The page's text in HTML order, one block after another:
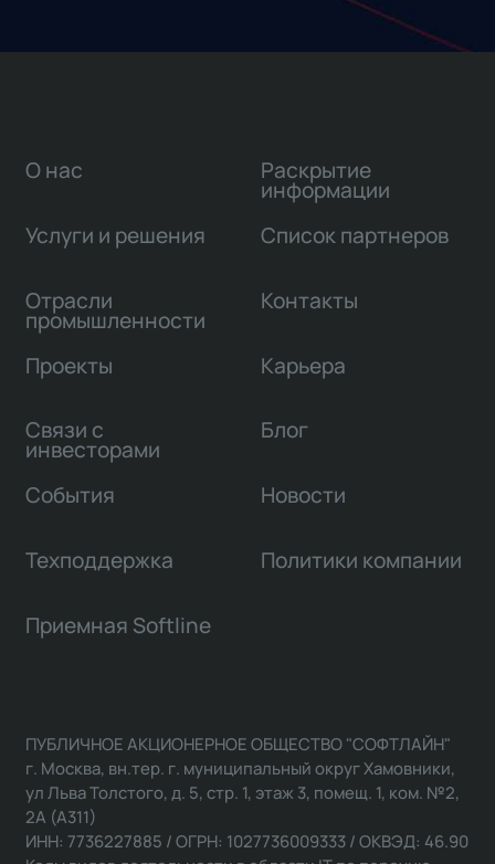
О нас
Услуги и решения
Отрасли
промышленности
Проекты
Связи с
инвесторами
Раскрытие
информации
Список партнеров
Контакты
Карьера
Блог
События Новости
Техподдержка Политики компании
Приемная Softline
ПУБЛИЧНОЕ АКЦИОНЕРНОЕ ОБЩЕСТВО "СОФТЛАЙН"
г. Москва, вн.тер. г. муниципальный округ Хамовники,
ул Льва Толстого, д. 5, стр. 1, этаж 3, помещ. 1, ком. №2,
2А (А311)
ИНН: 7736227885 / ОГРН: 1027736009333 / ОКВЭД: 46.90